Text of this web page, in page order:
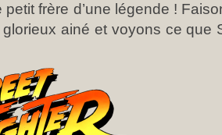
petit frère d’une légende !
ainé et voyons ce que